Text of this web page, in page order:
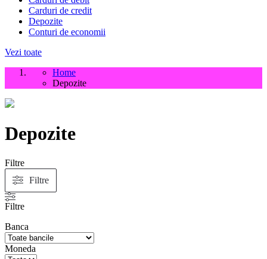
Carduri de credit
Depozite
Conturi de economii
Vezi toate
Home
Depozite
Depozite
Filtre
Filtre
Filtre
Banca
Moneda